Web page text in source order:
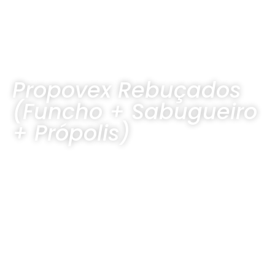
Propovex Rebuçados
(Funcho + Sabugueiro
+ Própolis)